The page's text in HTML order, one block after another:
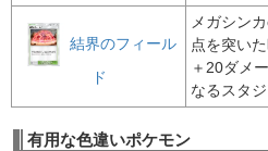
結界のフィール
ド
メガシン
点を突いた
＋20ダメ
なるスタ
有用な色違いポケモン